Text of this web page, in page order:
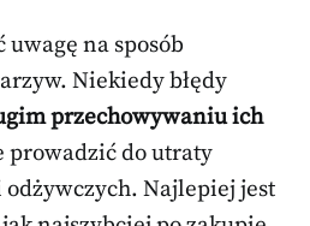
na sposób
Niekiedy błędy
przechowywaniu ich
prowadzić do utraty
Najlepiej jest